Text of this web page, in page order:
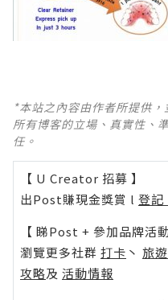
*本站之內容由作者所提供
所有博客的立場、真實性、
任。
【 U Creator 招募 】
出Post賺現金獎賞 l 登記
【 睇Post + 參加品牌活動
瀏覽更多社群 打卡 丶 旅遊
攻略及 活動情報